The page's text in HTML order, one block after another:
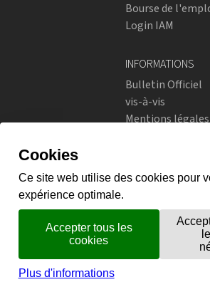
Bourse de
Login IAM
INFORMATIONS
Bulletin Officiel
vis-à-vis
Mentions légales
Instagram
flickr